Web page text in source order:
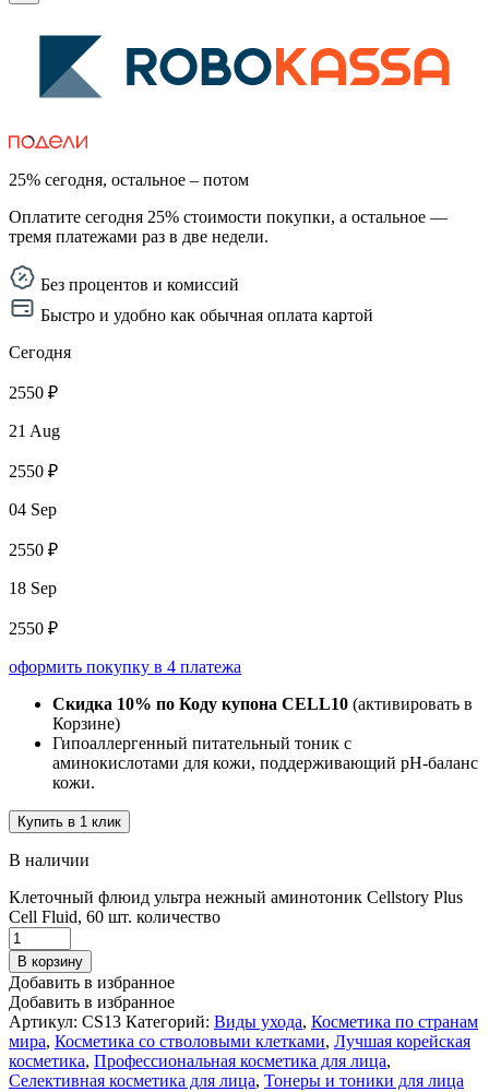
25% сегодня, остальное – потом
Оплатите сегодня 25% стоимости покупки, а остальное —
тремя платежами раз в две недели.
Без процентов и комиссий
Быстро и удобно как обычная оплата картой
Сегодня
2550 ₽
21 Aug
2550 ₽
04 Sep
2550 ₽
18 Sep
2550 ₽
оформить покупку в 4 платежа
Скидка 10% по Коду купона CELL10 (активировать в
Корзине)
Гипоаллергенный питательный тоник с
аминокислотами для кожи, поддерживающий pH-баланс
кожи.
Купить в 1 клик
В наличии
Клеточный флюид ультра нежный аминотоник Cellstory Plus
Cell Fluid, 60 шт. количество
В корзину
Добавить в избранное
Добавить в избранное
Артикул: CS13 Категорий: Виды ухода, Косметика по странам
мира, Косметика со стволовыми клетками, Лучшая корейская
косметика, Профессиональная косметика для лица,
Селективная косметика для лица, Тонеры и тоники для лица